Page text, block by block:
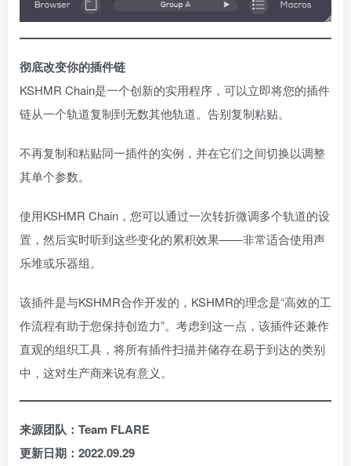
彻底改变你的插件链
KSHMR Chain是一个创新的实用程序，可以立即将您的插件
链从一个轨道复制到无数其他轨道。告别复制粘贴。
不再复制和粘贴同一插件的实例，并在它们之间切换以调整
其单个参数。
使用KSHMR Chain，您可以通过一次转折微调多个轨道的设
置，然后实时听到这些变化的累积效果——非常适合使用声
乐堆或乐器组。
该插件是与KSHMR合作开发的，KSHMR的理念是“高效的工
作流程有助于您保持创造力”。考虑到这一点，该插件还兼作
直观的组织工具，将所有插件扫描并储存在易于到达的类别
中，这对生产商来说有意义。
来源团队：Team FLARE
更新日期：2022.09.29